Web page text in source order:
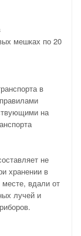
мешках по 20
в
на
не
хранении в
вдали от
лучей и